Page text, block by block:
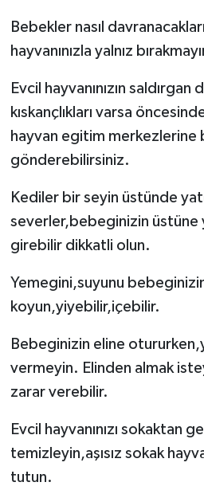
Bebekler nasıl
hayvanınızla yalnız
Evcil hayvanınızın saldırgan
kıskançlıkları varsa
hayvan egitim merkezlerine
gönderebilirsiniz.
Kediler bir seyin üstünde
severler,bebeginizin üstüne
girebilir dikkatli olun.
Yemegini,suyunu
koyun,yiyebilir,içebilir.
Bebeginizin eline
vermeyin. Elinden almak
zarar verebilir.
Evcil hayvanınızı sokaktan
temizleyin,aşısız sokak
tutun.